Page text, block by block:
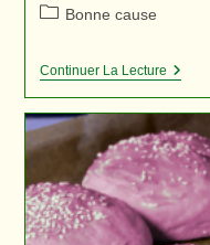
de
PostBonne cause
Continuer La Lecture
Mairie